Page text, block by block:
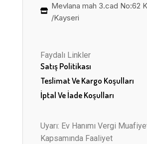
Mevlana mah 3.cad No:62
/Kayseri
Faydalı Linkler
Satış Politikası
Teslimat Ve Kargo Koşulları
İptal Ve İade Koşulları
Uyarı: Ev Hanımı Vergi
Kapsamında Faaliyet